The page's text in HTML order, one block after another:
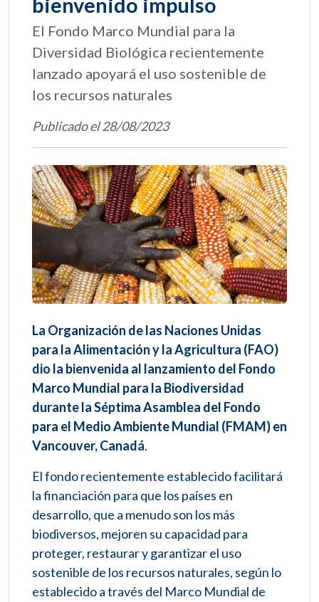
bienvenido impulso
El Fondo Marco Mundial para la
Diversidad Biológica recientemente
lanzado apoyará el uso sostenible de
los recursos naturales
Publicado el 28/08/2023
La Organización de las Naciones Unidas
para la Alimentación y la Agricultura (FAO)
dio la bienvenida al lanzamiento del Fondo
Marco Mundial para la Biodiversidad
durante la Séptima Asamblea del Fondo
para el Medio Ambiente Mundial (FMAM) en
Vancouver, Canadá.
El fondo recientemente establecido facilitará
la financiación para que los países en
desarrollo, que a menudo son los más
biodiversos, mejoren su capacidad para
proteger, restaurar y garantizar el uso
sostenible de los recursos naturales, según lo
establecido a través del Marco Mundial de